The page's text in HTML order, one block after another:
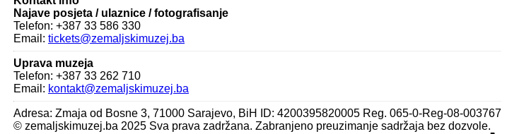
Najave posjeta / ulaznice / fotografisanje
Telefon: +387 33 586 330
Email: tickets@zemaljskimuzej.ba
Uprava muzeja
Telefon: +387 33 262 710
Email: kontakt@zemaljskimuzej.ba
Adresa: Zmaja od Bosne 3, 71000 Sarajevo, BiH ID: 4200395820005 Reg. 065-0-Reg-08-003767
© zemaljskimuzej.ba 2025 Sva prava zadržana. Zabranjeno preuzimanje sadržaja bez dozvole.